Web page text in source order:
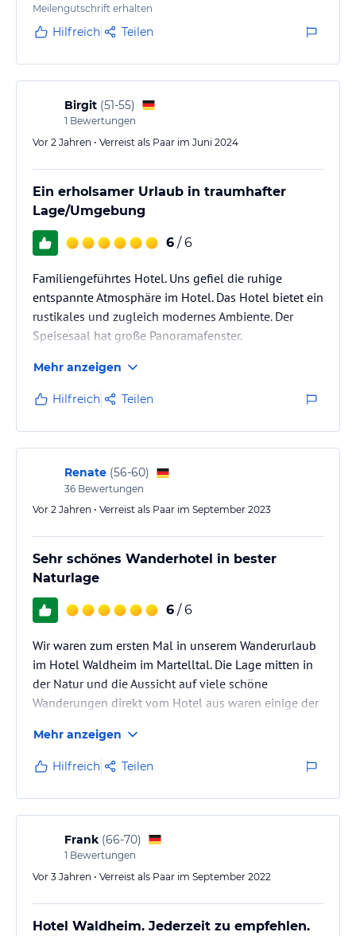
angereist um schöne Abende mit phantastischem
Essen zu verbringen. Die Tische in der Stube sind
sind unglaublich freundlich. Alexander, der Juniorchef
des Hotels brennt offensichtlich für…
Meilengutschrift erhalten
Hilfreich Teilen
Birgit (51-55)
1 Bewertungen
Vor 2 Jahren • Verreist als Paar im Juni 2024
Ein erholsamer Urlaub in traumhafter
Lage/Umgebung
6 / 6
Familiengeführtes Hotel. Uns gefiel die ruhige
entspannte Atmosphäre im Hotel. Das Hotel bietet ein
rustikales und zugleich modernes Ambiente. Der
Speisesaal hat große Panoramafenster.
Mehr anzeigen
Hilfreich Teilen
Renate (56-60)
36 Bewertungen
Vor 2 Jahren • Verreist als Paar im September 2023
Sehr schönes Wanderhotel in bester
Naturlage
6 / 6
Wir waren zum ersten Mal in unserem Wanderurlaub
im Hotel Waldheim im Martelltal. Die Lage mitten in
der Natur und die Aussicht auf viele schöne
Wanderungen direkt vom Hotel aus waren einige der
bei der Ankunft ließ uns gleich heimisch werden ...
Mehr anzeigen
Hilfreich Teilen
Frank (66-70)
1 Bewertungen
Vor 3 Jahren • Verreist als Paar im September 2022
Hotel Waldheim. Jederzeit zu empfehlen.